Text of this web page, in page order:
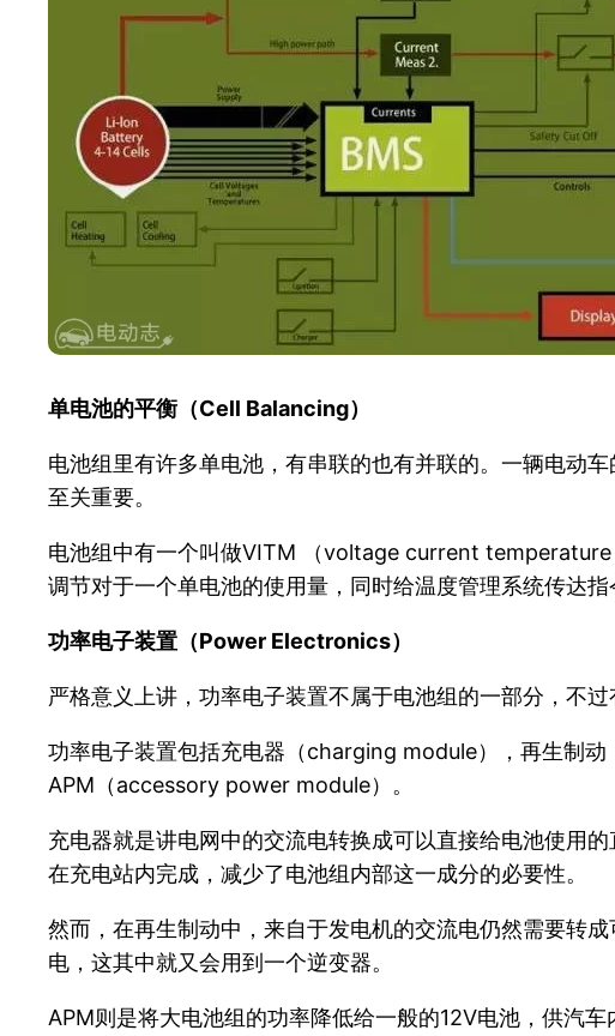
单电池的平衡（Cell Balancing）
电池组里有许多单电池，有串联的也有并联的。一辆电动
至关重要。
电池组中有一个叫做VITM （voltage current
调节对于一个单电池的使用量，同时给温度管理系统传达
功率电子装置（Power Electronics）
严格意义上讲，功率电子装置不属于电池组的一部分，不
功率电子装置包括充电器（charging module），再生制
APM（accessory power module）。
充电器就是讲电网中的交流电转换成可以直接给电池使用
在充电站内完成，减少了电池组内部这一成分的必要性。
然而，在再生制动中，来自于发电机的交流电仍然需要转
电，这其中就又会用到一个逆变器。
APM则是将大电池组的功率降低给一般的12V电池，供汽